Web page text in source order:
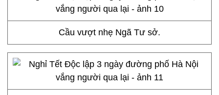
Cầu vượt nhẹ Ngã Tư sở.